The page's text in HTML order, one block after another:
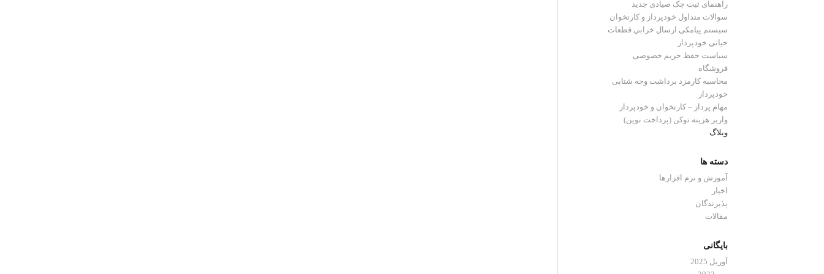
راهنمای ثبت چک صیادی جدید
سوالات متداول خودپرداز و کارتخوان
سيستم پيامكي ارسال خرابي قطعات
حياتي خودپرداز
سیاست حفظ حریم خصوصی
فروشگاه
محاسبه کارمزد برداشت وجه شتابی
خودپرداز
مهام پرداز – کارتخوان و خودپرداز
واریز هزینه توکن (پرداخت نوین)
وبلاگ
دسته ها
آموزش و نرم افزارها
اخبار
پذیرندگان
مقالات
بایگانی
آوریل 2025